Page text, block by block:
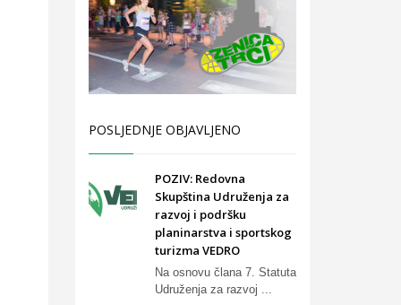
POSLJEDNJE OBJAVLJENO
POZIV: Redovna
Skupština Udruženja za
razvoj i podršku
planinarstva i sportskog
turizma VEDRO
Na osnovu člana 7. Statuta
Udruženja za razvoj ...